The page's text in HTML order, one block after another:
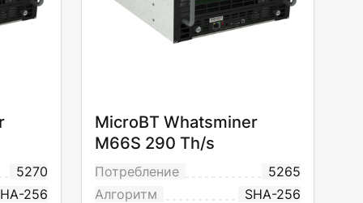
5270
256
MicroBT Whatsminer
M66S 290 Th/s
Потребление
5265
Алгоритм
SHA-256